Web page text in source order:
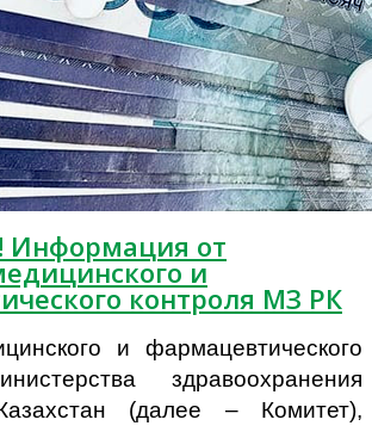
Информация от
и
контроля МЗ РК
и фармацевтического
здравоохранения
(далее – Комитет),